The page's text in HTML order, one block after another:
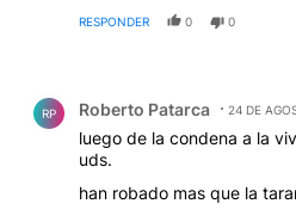
RESPONDER 0 0
RP Roberto Patarca 24 DE
luego de la condena a la
uds.
han robado mas que la